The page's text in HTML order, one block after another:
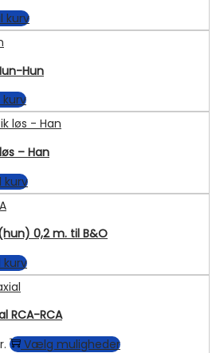
kurv
Hun
kurv
– Han
kurv
0,2 m. til B&O
kurv
RCA-RCA
Prisinterval:
Vælg mulighederDette